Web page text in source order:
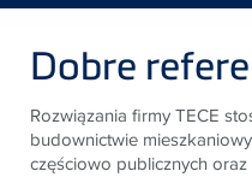
Dobre
Rozwiązania firmy TECE
budownictwie
częściowo publicznych